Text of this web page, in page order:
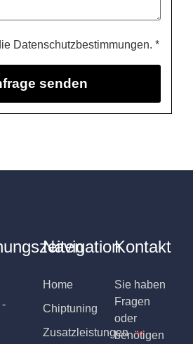
Datenschutzbestimmungen. *
-
Navigation
Home
Chiptuning
Zusatzleistungen
Kontakt
Sie haben
Fragen
oder
benötigen